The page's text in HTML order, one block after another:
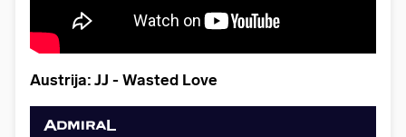
Austrija: JJ - Wasted Love